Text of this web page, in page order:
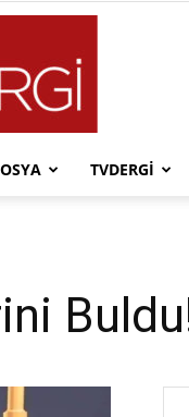
TVDERGI